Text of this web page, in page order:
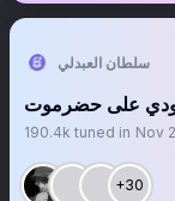
سلطان العبدلي
على حضرموت
190.4k tuned in Nov
+30